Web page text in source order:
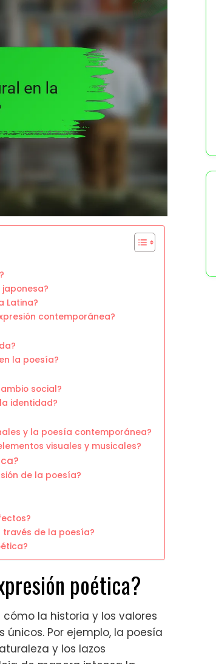
Latina?
contemporánea?
la poesía?
social?
identidad?
y la poesía contemporánea?
visuales y musicales?
de la poesía?
de la poesía?
poética?
la historia y los valores
Por ejemplo, la poesía
y los lazos